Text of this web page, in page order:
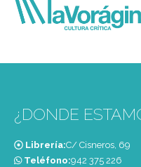
¿DONDE
Librería:C/ Cisneros, 69
Teléfono:‭942 375 226‬